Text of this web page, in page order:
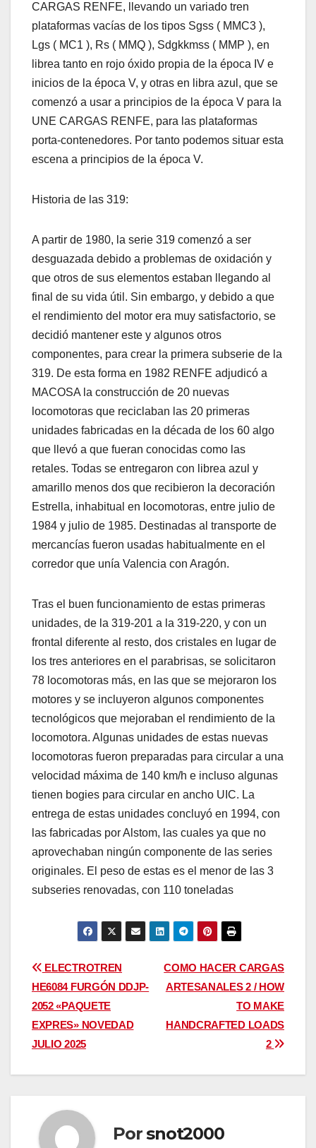
CARGAS RENFE, llevando un variado tren
plataformas vacías de los tipos Sgss ( MMC3 ),
Lgs ( MC1 ), Rs ( MMQ ), Sdgkkmss ( MMP ), en
librea tanto en rojo óxido propia de la época IV e
inicios de la época V, y otras en libra azul, que se
comenzó a usar a principios de la época V para la
UNE CARGAS RENFE, para las plataformas
porta-contenedores. Por tanto podemos situar esta
escena a principios de la época V.
Historia de las 319:
A partir de 1980, la serie 319 comenzó a ser
desguazada debido a problemas de oxidación y
que otros de sus elementos estaban llegando al
final de su vida útil. Sin embargo, y debido a que
el rendimiento del motor era muy satisfactorio, se
decidió mantener este y algunos otros
componentes, para crear la primera subserie de la
319. De esta forma en 1982 RENFE adjudicó a
MACOSA la construcción de 20 nuevas
locomotoras que reciclaban las 20 primeras
unidades fabricadas en la década de los 60 algo
que llevó a que fueran conocidas como las
retales. Todas se entregaron con librea azul y
amarillo menos dos que recibieron la decoración
Estrella, inhabitual en locomotoras, entre julio de
1984 y julio de 1985.​ Destinadas al transporte de
mercancías fueron usadas habitualmente en el
corredor que unía Valencia con Aragón.
Tras el buen funcionamiento de estas primeras
unidades, de la 319-201 a la 319-220, y con un
frontal diferente al resto, dos cristales en lugar de
los tres anteriores en el parabrisas, se solicitaron
78 locomotoras más, en las que se mejoraron los
motores y se incluyeron algunos componentes
tecnológicos que mejoraban el rendimiento de la
locomotora. Algunas unidades de estas nuevas
locomotoras fueron preparadas para circular a una
velocidad máxima de 140 km/h e incluso algunas
tienen bogies para circular en ancho UIC. La
entrega de estas unidades concluyó en 1994, con
las fabricadas por Alstom, las cuales ya que no
aprovechaban ningún componente de las series
originales. El peso de estas es el menor de las 3
subseries renovadas, con 110 toneladas
Navegación
de
entradas
COMO HACER CARGAS
ARTESANALES 2 / HOW
TO MAKE
HANDCRAFTED LOADS
2
ELECTROTREN
HE6084 FURGÓN DDJP-
2052 «PAQUETE
EXPRES» NOVEDAD
JULIO 2025
Porsnot2000